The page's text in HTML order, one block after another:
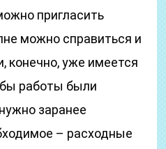
пригласить
можно справиться и
конечно, уже имеется
работы были
заранее
– расходные